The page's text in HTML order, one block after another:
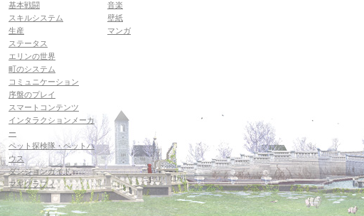
基本戦闘
スキルシステム
生産
ステータス
エリンの世界
町のシステム
コミュニケーション
序盤のプレイ
スマートコンテンツ
インタラクションメーカ
ー
ペット探検隊・ペットハ
ウス
ダンジョンガイド
マギグラフィ
音楽
壁紙
マンガ